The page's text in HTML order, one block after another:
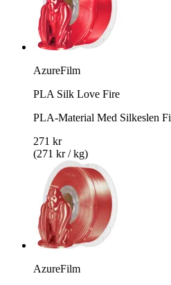
AzureFilm
PLA Silk Love Fire
PLA-Material Med Silkeslen
271 kr
(271 kr / kg)
AzureFilm